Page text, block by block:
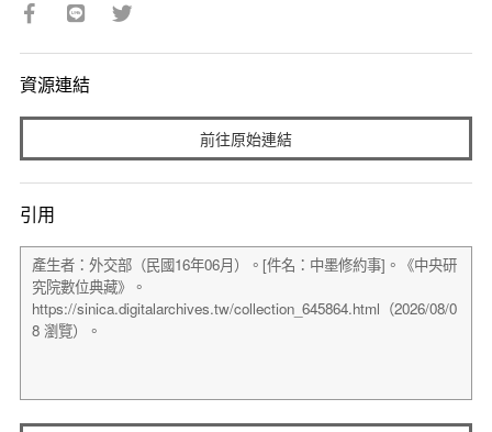
資源連結
前往原始連結
引用